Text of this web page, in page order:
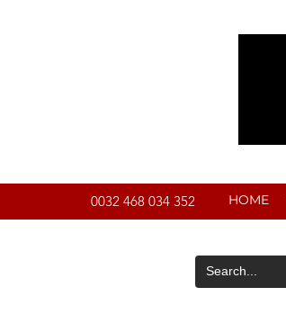
0032 468 034 352 HOME